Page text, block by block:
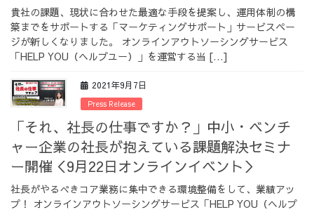
サービス
採用情報
採用情報トップ チームインタビュー01
貴社の課題、現状に合わせた最適な手段を提案し、運用体制の構
築までをサポートする「マーケティングサポート」サービスペー
ジが新しくなりました。 オンラインアウトソーシングサービス
「HELP YOU（ヘルプユー）」を運営する当 […]
2021年9月7日
Press Release
「それ、社長の仕事ですか？」中小・ベンチ
ャー企業の社長が抱えている課題解決セミナ
ー開催＜9月22日オンラインイベント＞
社長がやるべきコア業務に集中できる環境整備をして、業績アッ
プ！ オンラインアウトソーシングサービス「HELP YOU（ヘルプ